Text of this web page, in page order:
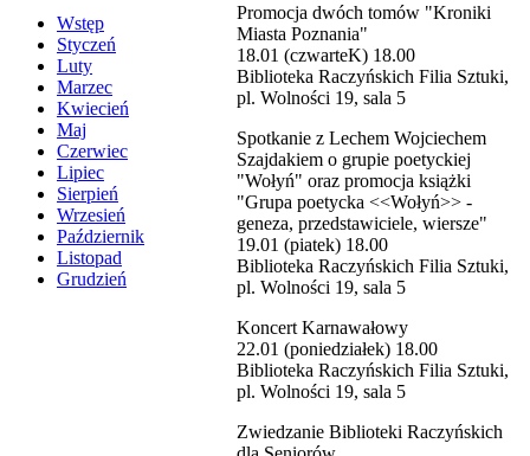
Wstęp
Styczeń
Luty
Marzec
Kwiecień
Maj
Czerwiec
Lipiec
Sierpień
Wrzesień
Październik
Listopad
Grudzień
Promocja dwóch tomów "Kroniki
Miasta Poznania"
18.01 (czwarteK) 18.00
Biblioteka Raczyńskich Filia Sztuki,
pl. Wolności 19, sala 5
Spotkanie z Lechem Wojciechem
Szajdakiem o grupie poetyckiej
"Wołyń" oraz promocja książki
"Grupa poetycka <<Wołyń>> -
geneza, przedstawiciele, wiersze"
19.01 (piatek) 18.00
Biblioteka Raczyńskich Filia Sztuki,
pl. Wolności 19, sala 5
Koncert Karnawałowy
22.01 (poniedziałek) 18.00
Biblioteka Raczyńskich Filia Sztuki,
pl. Wolności 19, sala 5
Zwiedzanie Biblioteki Raczyńskich